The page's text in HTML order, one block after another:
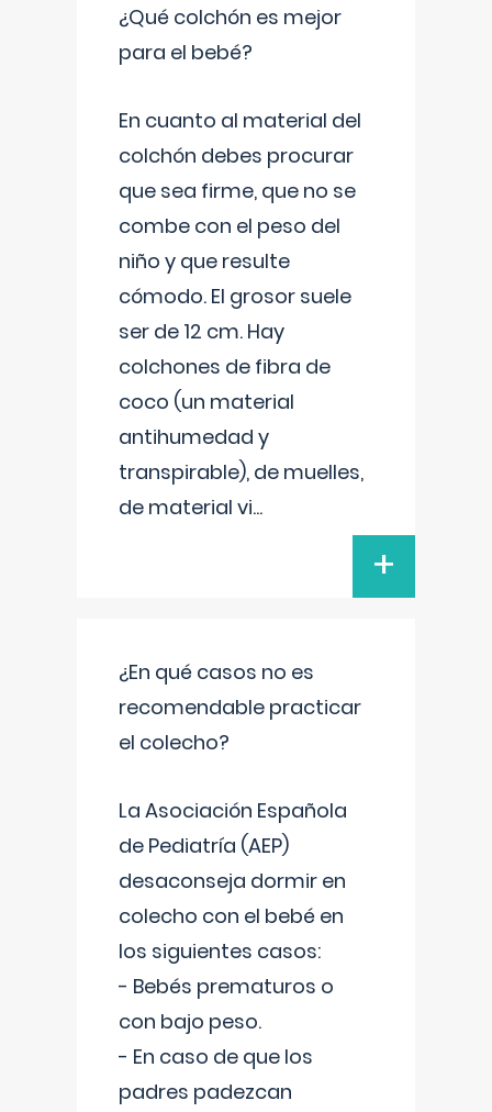
¿Qué colchón es mejor
para el bebé?
En cuanto al material del
colchón debes procurar
que sea firme, que no se
combe con el peso del
niño y que resulte
cómodo. El grosor suele
ser de 12 cm. Hay
colchones de fibra de
coco (un material
antihumedad y
transpirable), de muelles,
de material vi...
+
¿En qué casos no es
recomendable practicar
el colecho?
La Asociación Española
de Pediatría (AEP)
desaconseja dormir en
colecho con el bebé en
los siguientes casos:
- Bebés prematuros o
con bajo peso.
- En caso de que los
padres padezcan